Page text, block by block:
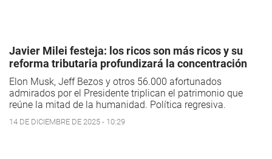
Javier Milei festeja: los ricos son más ricos y su
reforma tributaria profundizará la concentración
Elon Musk, Jeff Bezos y otros 56.000 afortunados
admirados por el Presidente triplican el patrimonio que
reúne la mitad de la humanidad. Política regresiva.
14 DE DICIEMBRE DE 2025 - 10:29